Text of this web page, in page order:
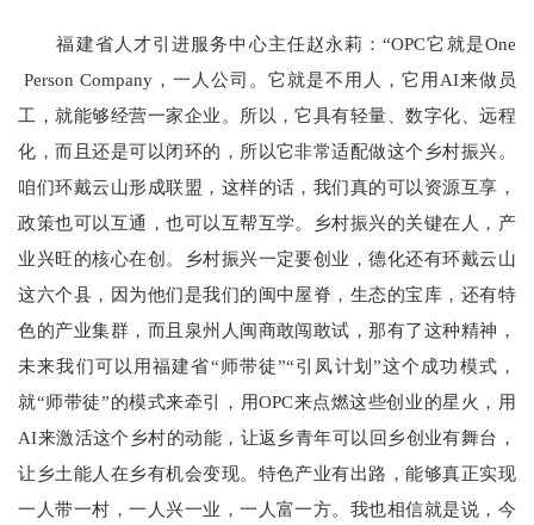
福建省人才引进服务中心主任赵永莉：“OPC它就是One
Person Company，一人公司。它就是不用人，它用AI来做员
工，就能够经营一家企业。所以，它具有轻量、数字化、远程
化，而且还是可以闭环的，所以它非常适配做这个乡村振兴。
咱们环戴云山形成联盟，这样的话，我们真的可以资源互享，
政策也可以互通，也可以互帮互学。乡村振兴的关键在人，产
业兴旺的核心在创。乡村振兴一定要创业，德化还有环戴云山
这六个县，因为他们是我们的闽中屋脊，生态的宝库，还有特
色的产业集群，而且泉州人闽商敢闯敢试，那有了这种精神，
未来我们可以用福建省“师带徒”“引凤计划”这个成功模式，
就“师带徒”的模式来牵引，用OPC来点燃这些创业的星火，用
AI来激活这个乡村的动能，让返乡青年可以回乡创业有舞台，
让乡土能人在乡有机会变现。特色产业有出路，能够真正实现
一人带一村，一人兴一业，一人富一方。我也相信就是说，今